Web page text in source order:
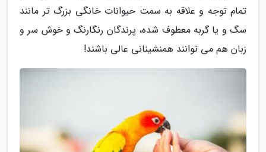
تمام توجه و علاقه به سمت حیوانات خانگی بزرگ تر مانند
سگ و یا گربه معطوف شده، پرندگان رنگارنگ و خوش سر و
زبان هم می توانند همنشینانی عالی باشند!